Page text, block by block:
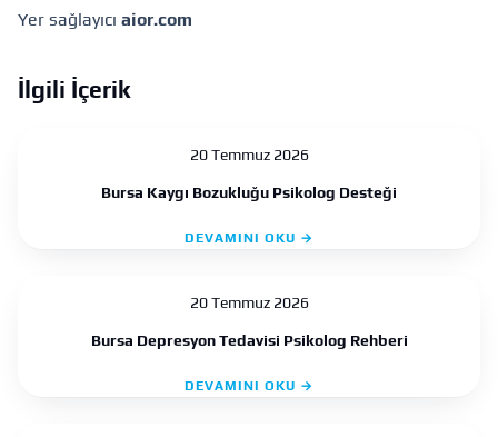
Yer sağlayıcı aior.com
İlgili İçerik
20 Temmuz 2026
Bursa Kaygı Bozukluğu Psikolog Desteği
DEVAMINI OKU →
20 Temmuz 2026
Bursa Depresyon Tedavisi Psikolog Rehberi
DEVAMINI OKU →